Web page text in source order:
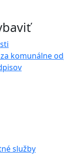
komunálne
služby